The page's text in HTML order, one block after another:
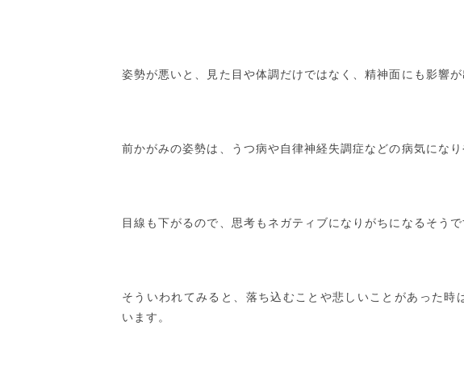
姿勢が悪いと、見た目や体調だけではなく、精神面にも影響が
前かがみの姿勢は、うつ病や自律神経失調症などの病気になり
目線も下がるので、思考もネガティブになりがちになるそうで
そういわれてみると、落ち込むことや悲しいことがあった時
います。